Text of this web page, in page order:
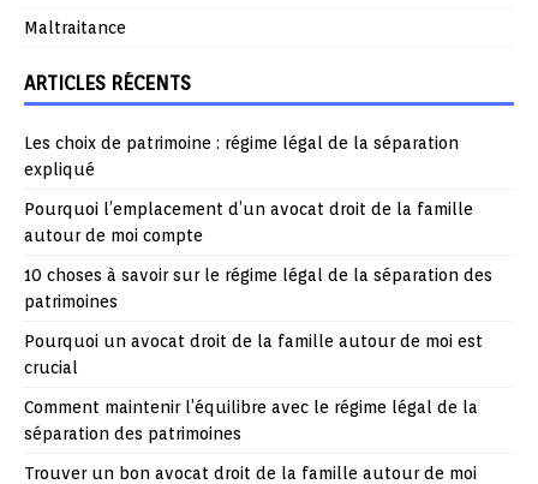
Maltraitance
ARTICLES RÉCENTS
Les choix de patrimoine : régime légal de la séparation
expliqué
Pourquoi l’emplacement d’un avocat droit de la famille
autour de moi compte
10 choses à savoir sur le régime légal de la séparation des
patrimoines
Pourquoi un avocat droit de la famille autour de moi est
crucial
Comment maintenir l’équilibre avec le régime légal de la
séparation des patrimoines
Trouver un bon avocat droit de la famille autour de moi